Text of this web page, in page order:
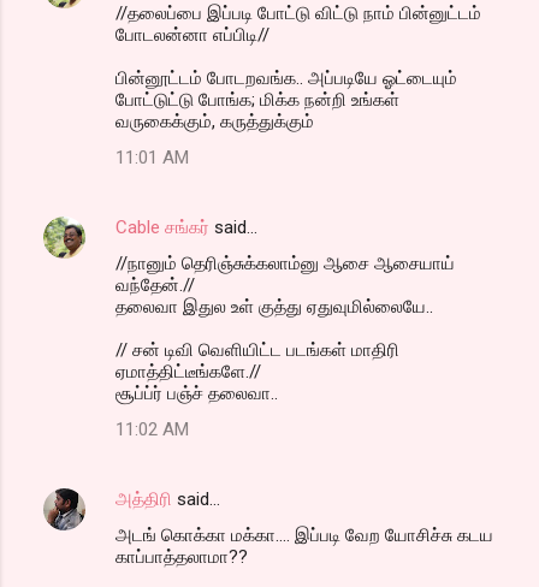
//தலைப்பை இப்படி போட்டு விட்டு நாம் பின்னுட்டம்
போடலன்னா எப்பிடி//
பின்னூட்டம் போடறவங்க.. அப்படியே ஓட்டையும்
போட்டுட்டு போங்க; மிக்க நன்றி உங்கள்
வருகைக்கும், கருத்துக்கும்
11:01 AM
Cable சங்கர் said…
//நானும் தெரிஞ்சுக்கலாம்னு ஆசை ஆசையாய்
வந்தேன்.//
தலைவா இதுல உள் குத்து ஏதுவுமில்லையே..
// சன் டிவி வெளியிட்ட படங்கள் மாதிரி
ஏமாத்திட்டீங்களே.//
சூப்ப்ர் பஞ்ச் தலைவா..
11:02 AM
அத்திரி said…
அடங் கொக்கா மக்கா.... இப்படி வேற யோசிச்சு கடய
காப்பாத்தலாமா??